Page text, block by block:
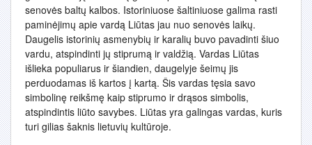
senovės baltų kalbos. Istoriniuose šaltiniuose galima rasti
paminėjimų apie vardą Liūtas jau nuo senovės laikų.
Daugelis istorinių asmenybių ir karalių buvo pavadinti šiuo
vardu, atspindinti jų stiprumą ir valdžią. Vardas Liūtas
išlieka populiarus ir šiandien, daugelyje šeimų jis
perduodamas iš kartos į kartą. Šis vardas tęsia savo
simbolinę reikšmę kaip stiprumo ir drąsos simbolis,
atspindintis liūto savybes. Liūtas yra galingas vardas, kuris
turi gilias šaknis lietuvių kultūroje.